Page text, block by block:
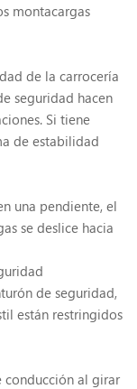
montacargas
de la carrocería
seguridad hacen
Si tiene
de estabilidad
una pendiente, el
se deslice hacia
de seguridad,
están restringidos
conducción al girar